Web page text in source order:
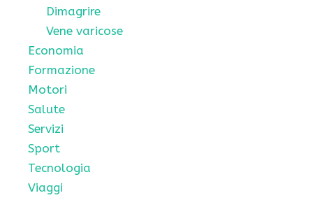
Dimagrire
Vene varicose
Economia
Formazione
Motori
Salute
Servizi
Sport
Tecnologia
Viaggi